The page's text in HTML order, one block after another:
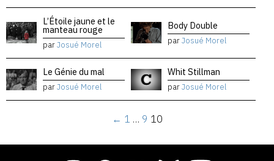
L’Étoile jaune et le
manteau rouge
parJosué Morel
Body Double
parJosué Morel
Le Génie du mal
parJosué Morel
Whit Stillman
parJosué Morel
← 1 … 9 10